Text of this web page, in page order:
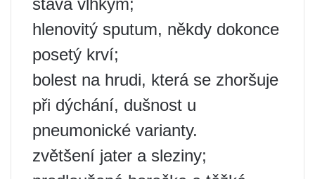
stává vlhkým;
hlenovitý sputum, někdy dokonce
posetý krví;
bolest na hrudi, která se zhoršuje
při dýchání, dušnost u
pneumonické varianty.
zvětšení jater a sleziny;